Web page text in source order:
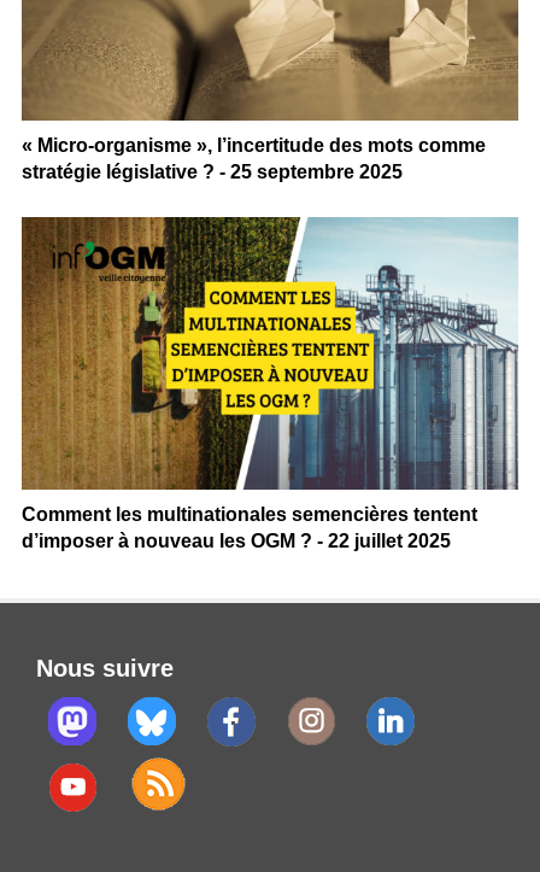
« Micro-organisme », l’incertitude des mots comme
stratégie législative ? - 25 septembre 2025
Comment les multinationales semencières tentent
d’imposer à nouveau les OGM ? - 22 juillet 2025
Nous suivre